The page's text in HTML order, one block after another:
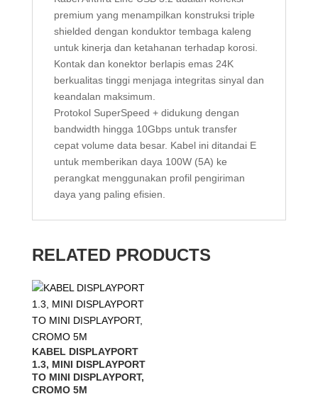
premium yang menampilkan konstruksi triple
shielded dengan konduktor tembaga kaleng
untuk kinerja dan ketahanan terhadap korosi.
Kontak dan konektor berlapis emas 24K
berkualitas tinggi menjaga integritas sinyal dan
keandalan maksimum.
Protokol SuperSpeed + didukung dengan
bandwidth hingga 10Gbps untuk transfer
cepat volume data besar. Kabel ini ditandai E
untuk memberikan daya 100W (5A) ke
perangkat menggunakan profil pengiriman
daya yang paling efisien.
RELATED PRODUCTS
KABEL DISPLAYPORT
1.3, MINI DISPLAYPORT
TO MINI DISPLAYPORT,
CROMO 5M